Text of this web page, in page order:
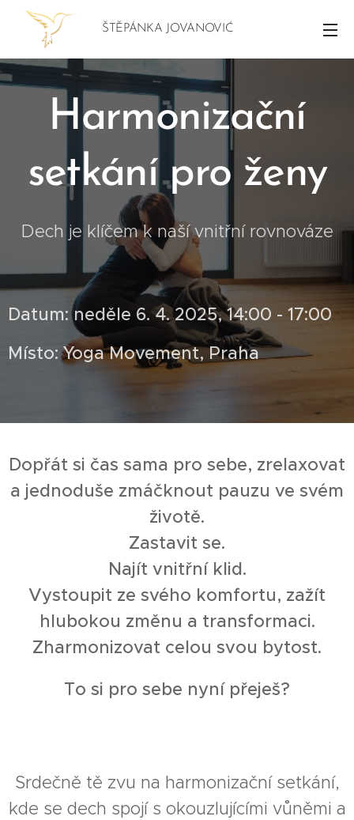
ŠTĚPÁNKA JOVANOVIĆ
Harmonizační
setkání pro ženy
Dech je klíčem k naší vnitřní rovnováze
Datum: neděle 6. 4. 2025, 14:00 - 17:00
Místo: Yoga Movement, Praha
Dopřát si čas sama pro sebe, zrelaxovat
a jednoduše zmáčknout pauzu ve svém
životě.
Zastavit se.
Najít vnitřní klid.
Vystoupit ze svého komfortu, zažít
hlubokou změnu a transformaci.
Zharmonizovat celou svou bytost.
To si pro sebe nyní přeješ?
Srdečně tě zvu na harmonizační setkání,
kde se dech spojí s okouzlujícími vůněmi a